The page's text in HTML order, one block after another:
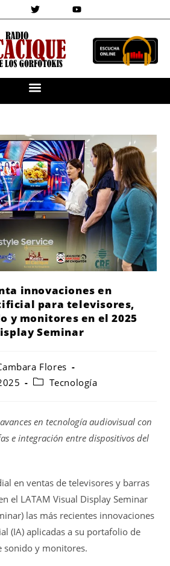
innovaciones en
para televisores,
y monitores en el 2025
Seminar
Flores
Tecnología
en tecnología audiovisual con
e integración entre dispositivos del
en ventas de televisores y barras
el LATAM Visual Display Seminar
las más recientes innovaciones
(IA) aplicadas a su portafolio de
sonido y monitores.